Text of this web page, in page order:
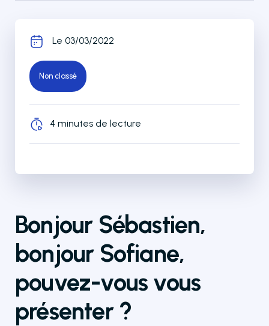
Le 03/03/2022
Non classé
4 minutes de lecture
BonjourSébastien,
bonjour Sofiane,
pouvez-vous vous
présenter ?